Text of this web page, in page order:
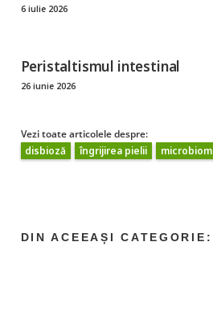
6 iulie 2026
Peristaltismul intestinal
26 iunie 2026
Vezi toate articolele despre:
disbioză
îngrijirea pielii microbiom